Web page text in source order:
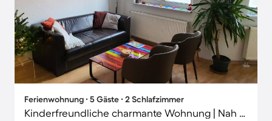
Ferienwohnung ∙ 5 Gäste ∙ 2 Schlafzimmer
Kinderfreundliche charmante Wohnung | Nah am Strand